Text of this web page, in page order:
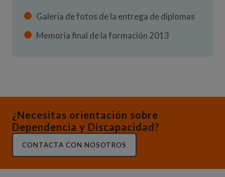
Galería de fotos de la entrega de diplomas
Memoria final de la formación 2013
¿Necesitas orientación sobre
Dependencia y Discapacidad?
CONTACTA CON NOSOTROS